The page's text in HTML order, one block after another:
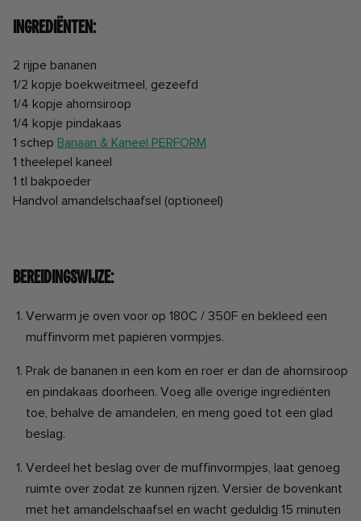
Ingrediënten:
2 rijpe bananen
1/2 kopje boekweitmeel, gezeefd
1/4 kopje ahornsiroop
1/4 kopje pindakaas
1 schep Banaan & Kaneel PERFORM
1 theelepel kaneel
1 tl bakpoeder
Handvol amandelschaafsel (optioneel)
Bereidingswijze:
Verwarm je oven voor op 180C / 350F en bekleed een
muffinvorm met papieren vormpjes.
Prak de bananen in een kom en roer er dan de ahornsiroop
en pindakaas doorheen. Voeg alle overige ingrediënten
toe, behalve de amandelen, en meng goed tot een glad
beslag.⠀
Verdeel het beslag over de muffinvormpjes, laat genoeg
ruimte over zodat ze kunnen rijzen. Versier de bovenkant
met het amandelschaafsel en wacht geduldig 15 minuten